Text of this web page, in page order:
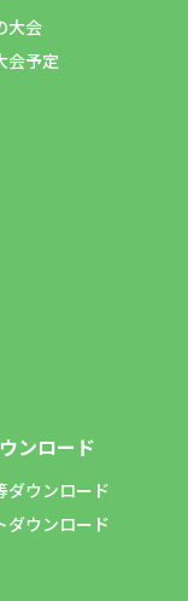
大会
会予定
ンロード
ダウンロード
ダウンロード